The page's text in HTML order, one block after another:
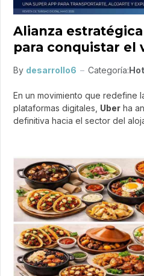
Alianza
para conquistar el
By desarrollo6 Categoría:
En un movimiento que redefine
plataformas digitales, Uber ha
definitiva hacia el sector del